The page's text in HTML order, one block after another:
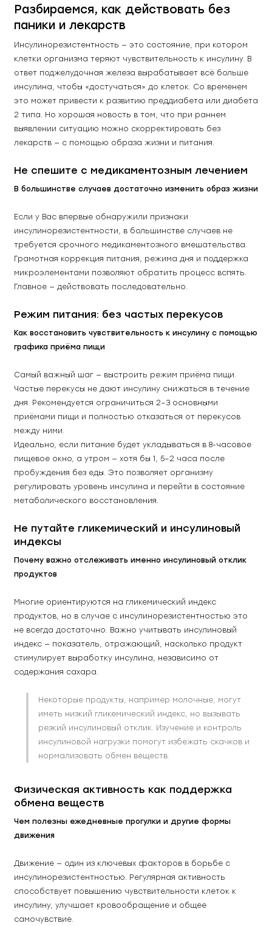
Разбираемся, как действовать без
паники и лекарств
Инсулинорезистентность — это состояние, при котором
клетки организма теряют чувствительность к инсулину. В
ответ поджелудочная железа вырабатывает всё больше
инсулина, чтобы «достучаться» до клеток. Со временем
это может привести к развитию преддиабета или диабета
2 типа. Но хорошая новость в том, что при раннем
выявлении ситуацию можно скорректировать без
лекарств — с помощью образа жизни и питания.
Не спешите с медикаментозным лечением
В большинстве случаев достаточно изменить образ жизни
Если у Вас впервые обнаружили признаки
инсулинорезистентности, в большинстве случаев не
требуется срочного медикаментозного вмешательства.
Грамотная коррекция питания, режима дня и поддержка
микроэлементами позволяют обратить процесс вспять.
Главное — действовать последовательно.
Режим питания: без частых перекусов
Как восстановить чувствительность к инсулину с помощью
графика приёма пищи
Самый важный шаг — выстроить режим приёма пищи.
Частые перекусы не дают инсулину снижаться в течение
дня. Рекомендуется ограничиться 2–3 основными
приёмами пищи и полностью отказаться от перекусов
между ними.
Идеально, если питание будет укладываться в 8-часовое
пищевое окно, а утром — хотя бы 1, 5–2 часа после
пробуждения без еды. Это позволяет организму
регулировать уровень инсулина и перейти в состояние
метаболического восстановления.
Не путайте гликемический и инсулиновый
индексы
Почему важно отслеживать именно инсулиновый отклик
продуктов
Многие ориентируются на гликемический индекс
продуктов, но в случае с инсулинорезистентностью это
не всегда достаточно. Важно учитывать инсулиновый
индекс — показатель, отражающий, насколько продукт
стимулирует выработку инсулина, независимо от
содержания сахара.
Некоторые продукты, например молочные, могут
иметь низкий гликемический индекс, но вызывать
резкий инсулиновый отклик. Изучение и контроль
инсулиновой нагрузки помогут избежать скачков и
нормализовать обмен веществ.
Физическая активность как поддержка
обмена веществ
Чем полезны ежедневные прогулки и другие формы
движения
Движение — один из ключевых факторов в борьбе с
инсулинорезистентностью. Регулярная активность
способствует повышению чувствительности клеток к
инсулину, улучшает кровообращение и общее
самочувствие.